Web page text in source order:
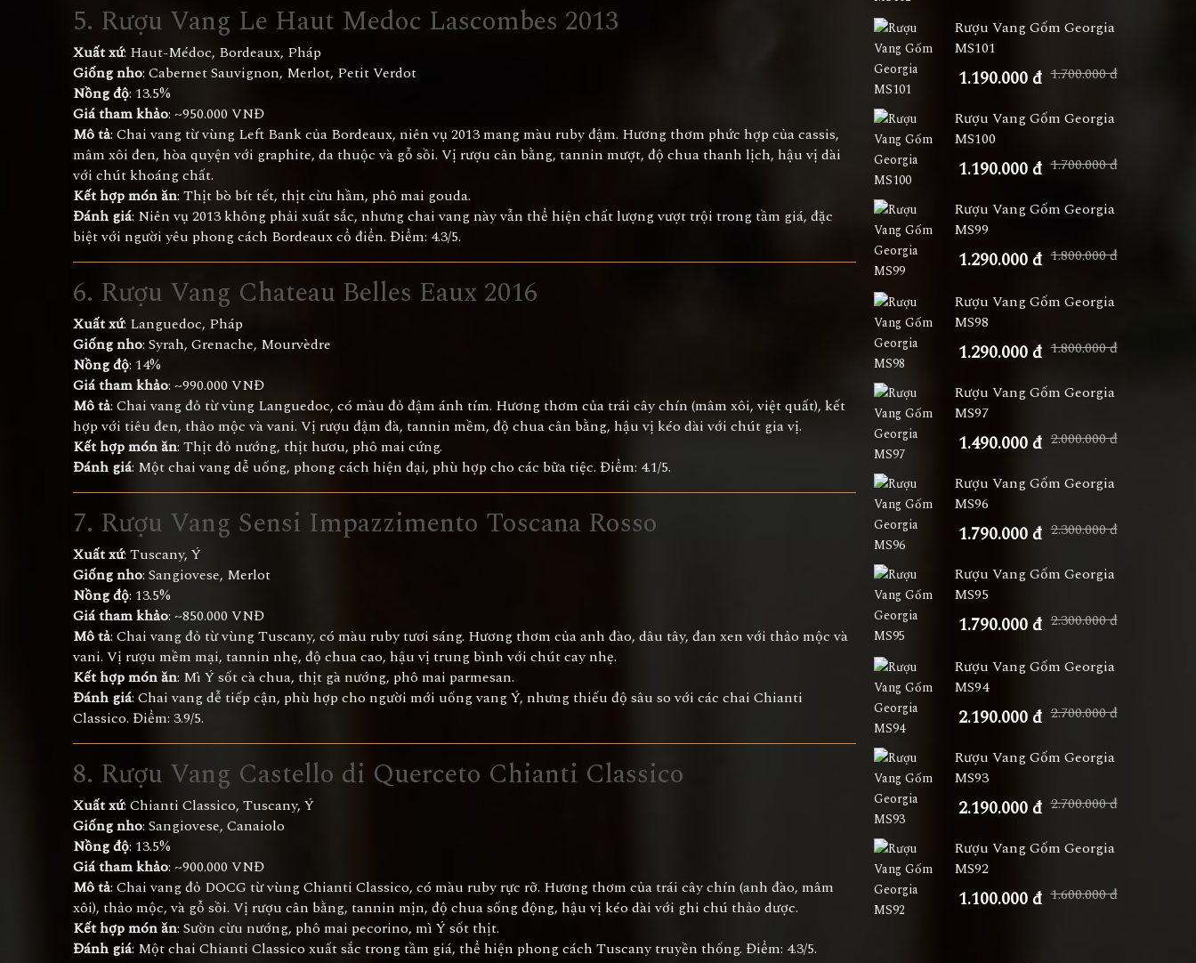
5. Rượu Vang Le Haut Medoc Lascombes 2013
Xuất xứ: Haut-Médoc, Bordeaux, Pháp
Giống nho: Cabernet Sauvignon, Merlot, Petit Verdot
Nồng độ: 13.5%
Giá tham khảo: ~950.000 VNĐ
Mô tả: Chai vang từ vùng Left Bank của Bordeaux, niên vụ 2013 mang màu ruby đậm. Hương thơm phức hợp của cassis,
mâm xôi đen, hòa quyện với graphite, da thuộc và gỗ sồi. Vị rượu cân bằng, tannin mượt, độ chua thanh lịch, hậu vị dài
với chút khoáng chất.
Kết hợp món ăn: Thịt bò bít tết, thịt cừu hầm, phô mai gouda.
Đánh giá: Niên vụ 2013 không phải xuất sắc, nhưng chai vang này vẫn thể hiện chất lượng vượt trội trong tầm giá, đặc
biệt với người yêu phong cách Bordeaux cổ điển. Điểm: 4.3/5.
6. Rượu Vang Chateau Belles Eaux 2016
Xuất xứ: Languedoc, Pháp
Giống nho: Syrah, Grenache, Mourvèdre
Nồng độ: 14%
Giá tham khảo: ~990.000 VNĐ
Mô tả: Chai vang đỏ từ vùng Languedoc, có màu đỏ đậm ánh tím. Hương thơm của trái cây chín (mâm xôi, việt quất), kết
hợp với tiêu đen, thảo mộc và vani. Vị rượu đậm đà, tannin mềm, độ chua cân bằng, hậu vị kéo dài với chút gia vị.
Kết hợp món ăn: Thịt đỏ nướng, thịt hươu, phô mai cứng.
Đánh giá: Một chai vang dễ uống, phong cách hiện đại, phù hợp cho các bữa tiệc. Điểm: 4.1/5.
7. Rượu Vang Sensi Impazzimento Toscana Rosso
Xuất xứ: Tuscany, Ý
Giống nho: Sangiovese, Merlot
Nồng độ: 13.5%
Giá tham khảo: ~850.000 VNĐ
Mô tả: Chai vang đỏ từ vùng Tuscany, có màu ruby tươi sáng. Hương thơm của anh đào, dâu tây, đan xen với thảo mộc và
vani. Vị rượu mềm mại, tannin nhẹ, độ chua cao, hậu vị trung bình với chút cay nhẹ.
Kết hợp món ăn: Mì Ý sốt cà chua, thịt gà nướng, phô mai parmesan.
Đánh giá: Chai vang dễ tiếp cận, phù hợp cho người mới uống vang Ý, nhưng thiếu độ sâu so với các chai Chianti
Classico. Điểm: 3.9/5.
8. Rượu Vang Castello di Querceto Chianti Classico
Xuất xứ: Chianti Classico, Tuscany, Ý
Giống nho: Sangiovese, Canaiolo
Nồng độ: 13.5%
Giá tham khảo: ~900.000 VNĐ
Mô tả: Chai vang đỏ DOCG từ vùng Chianti Classico, có màu ruby rực rỡ. Hương thơm của trái cây chín (anh đào, mâm
xôi), thảo mộc, và gỗ sồi. Vị rượu cân bằng, tannin mịn, độ chua sống động, hậu vị kéo dài với ghi chú thảo dược.
Kết hợp món ăn: Sườn cừu nướng, phô mai pecorino, mì Ý sốt thịt.
Đánh giá: Một chai Chianti Classico xuất sắc trong tầm giá, thể hiện phong cách Tuscany truyền thống. Điểm: 4.3/5.
Rượu Vang Gốm Georgia
MS101
1.190.000 đ 1.700.000 đ
Rượu Vang Gốm Georgia
MS100
1.190.000 đ 1.700.000 đ
Rượu Vang Gốm Georgia
MS99
1.290.000 đ 1.800.000 đ
Rượu Vang Gốm Georgia
MS98
1.290.000 đ 1.800.000 đ
Rượu Vang Gốm Georgia
MS97
1.490.000 đ 2.000.000 đ
Rượu Vang Gốm Georgia
MS96
1.790.000 đ 2.300.000 đ
Rượu Vang Gốm Georgia
MS95
1.790.000 đ 2.300.000 đ
Rượu Vang Gốm Georgia
MS94
2.190.000 đ 2.700.000 đ
Rượu Vang Gốm Georgia
MS93
2.190.000 đ 2.700.000 đ
Rượu Vang Gốm Georgia
MS92
1.100.000 đ 1.600.000 đ